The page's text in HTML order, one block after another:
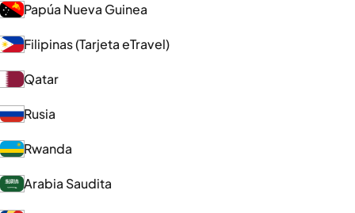
Papúa Nueva Guinea
Filipinas (Tarjeta eTravel)
Qatar
Rusia
Rwanda
Arabia Saudita